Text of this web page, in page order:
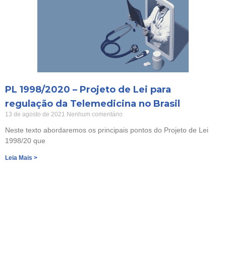
PL 1998/2020 – Projeto de Lei para
regulação da Telemedicina no Brasil
13 de agosto de 2021 Nenhum comentário
Neste texto abordaremos os principais pontos do Projeto de Lei
1998/20 que
Leia Mais >